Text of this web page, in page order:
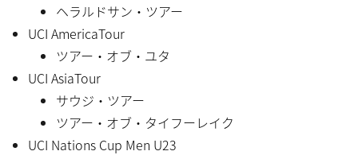
ヘラルドサン・ツアー
UCI AmericaTour
ツアー・オブ・ユタ
UCI AsiaTour
サウジ・ツアー
ツアー・オブ・タイフーレイク
UCI Nations Cup Men U23